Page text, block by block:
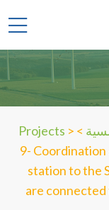
>
Projects >
9-
station to the
are